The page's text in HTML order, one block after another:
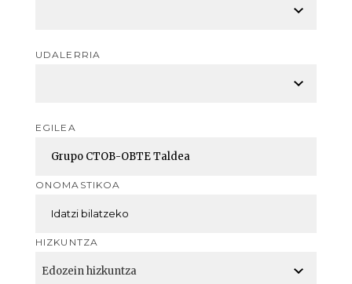
UDALERRIA
EGILEA
ONOMASTIKOA
HIZKUNTZA